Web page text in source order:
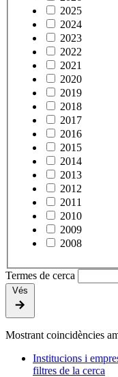
2025
2024
2023
2022
2021
2020
2019
2018
2017
2016
2015
2014
2013
2012
2011
2010
2009
2008
Termes de cerca
Vés
Mostrant coincidències
Institucions i
filtres de la cerca